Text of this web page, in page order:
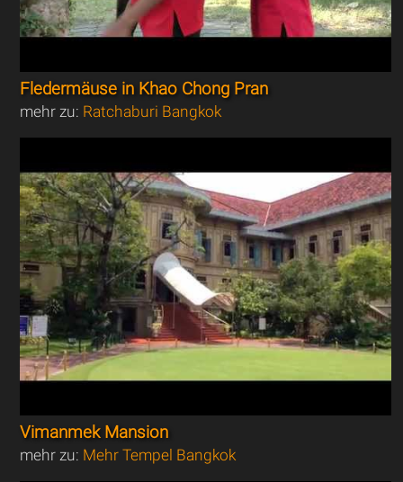
Fledermäuse in Khao Chong Pran
mehr zu: Ratchaburi Bangkok
Vimanmek Mansion
mehr zu: Mehr Tempel Bangkok